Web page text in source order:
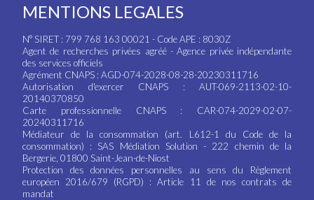
MENTIONS LEGALES
N° SIRET : 799 768 163 00021 - Code APE : 8030Z
Agent de recherches privées agréé - Agence privée indépendante
des services officiels
Agrément CNAPS : AGD-074-2028-08-28-20230311716
Autorisation d'exercer CNAPS : AUT-069-2113-02-10-
20140370850
Carte professionnelle CNAPS : CAR-074-2029-02-07-
20240311716
Médiateur de la consommation (art. L612-1 du Code de la
consommation) : SAS Médiation Solution - 222 chemin de la
Bergerie, 01800 Saint-Jean-de-Niost
Protection des données personnelles au sens du Règlement
européen 2016/679 (RGPD) : Article 11 de nos contrats de
mandat